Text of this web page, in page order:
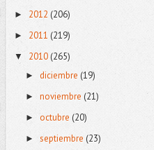
► 2012 (206)
► 2011 (219)
▼ 2010(265)
► diciembre (19)
► noviembre (21)
► octubre (20)
► septiembre (23)